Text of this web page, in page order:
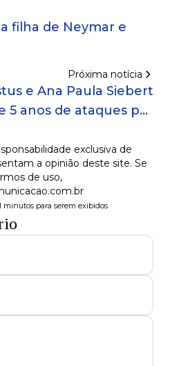
filha de Neymar e
Próxima notícia
e Ana Paula Siebert
anos de ataques por
exclusiva de
a opinião deste site. Se
de uso,
minutos para serem exibidos